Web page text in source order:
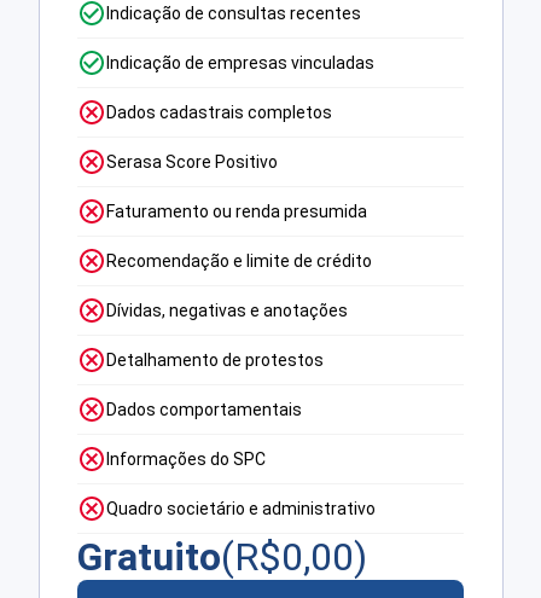
Indicação de consultas recentes
Indicação de empresas vinculadas
Dados cadastrais completos
Serasa Score Positivo
Faturamento ou renda presumida
Recomendação e limite de crédito
Dívidas, negativas e anotações
Detalhamento de protestos
Dados comportamentais
Informações do SPC
Quadro societário e administrativo
Gratuito(R$0,00)